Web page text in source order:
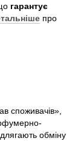
гарантує
про
споживачів»,
обміну